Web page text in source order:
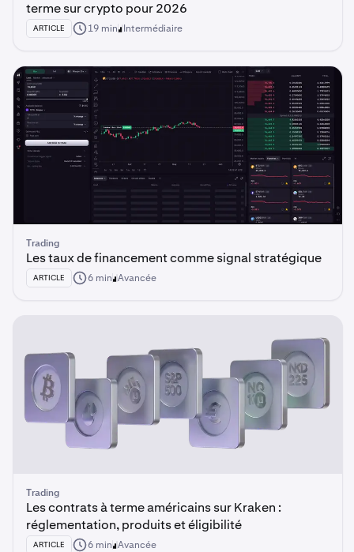
terme sur crypto pour 2026
ARTICLE 19 min Intermédiaire
Trading
Les taux de financement comme signal stratégique
ARTICLE 6 min Avancée
Trading
Les contrats à terme américains sur Kraken :
réglementation, produits et éligibilité
ARTICLE 6 min Avancée